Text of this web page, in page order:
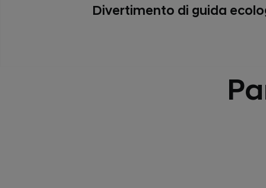
Divertimento di guida